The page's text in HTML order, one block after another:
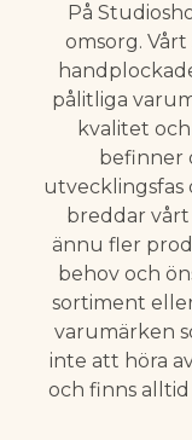
På
omsorg.
pålitliga
kvalitet
befinner
utvecklingsfas
breddar
ännu fler
behov och
sortiment
varumärken
inte att höra
och finns